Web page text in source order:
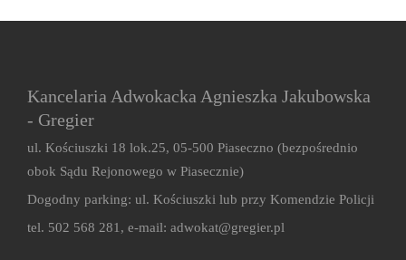
Kancelaria Adwokacka Agnieszka Jakubowska
- Gregier
ul. Kościuszki 18 lok.25, 05-500 Piaseczno (bezpośrednio
obok Sądu Rejonowego w Piasecznie)
Dogodny parking: ul. Kościuszki lub przy Komendzie Policji
tel. 502 568 281, e-mail: adwokat@gregier.pl